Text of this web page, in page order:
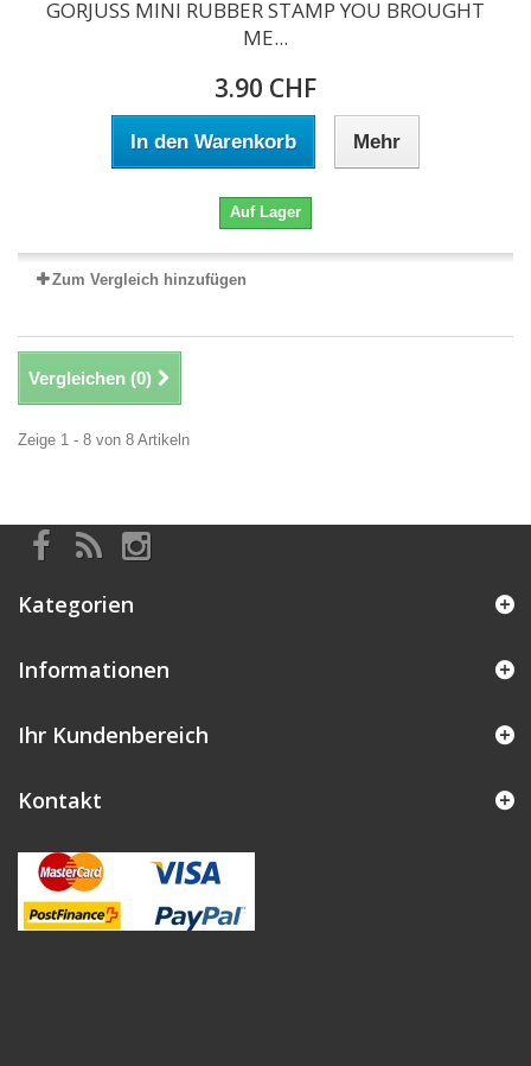
GORJUSS MINI RUBBER STAMP YOU BROUGHT
ME...
3.90 CHF
In den Warenkorb Mehr
Auf Lager
Zum Vergleich hinzufügen
Vergleichen (0)
Zeige 1 - 8 von 8 Artikeln
Kategorien
Informationen
Ihr Kundenbereich
Kontakt